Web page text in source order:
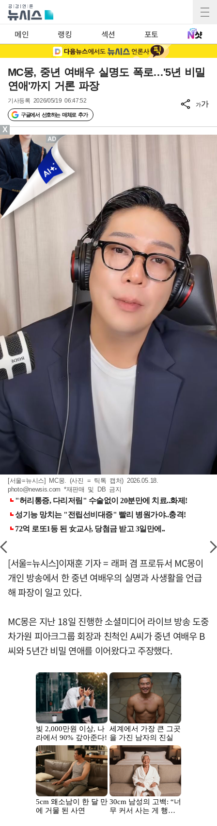
메인 랭킹 섹션 포토
MC몽, 중년 여배우 실명도 폭로…'5년 비밀
연애'까지 거론 파장
기사등록 2026/05/19 06:47:52
구글에서 선호하는 매체로 추가
가가
[서울=뉴시스] MC몽. (사진 = 틱톡 캡처) 2026.05.18.
photo@newsis.com *재판매 및 DB 금지
[서울=뉴시스]이재훈 기자 = 래퍼 겸 프로듀서 MC몽이
개인 방송에서 한 중년 여배우의 실명과 사생활을 언급
해 파장이 일고 있다.
MC몽은 지난 18일 진행한 소셜미디어 라이브 방송 도중
차가원 피아크그룹 회장과 친척인 A씨가 중년 여배우 B
씨와 5년간 비밀 연애를 이어왔다고 주장했다.
X